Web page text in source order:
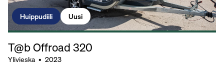
Huippudiili Uusi
T@b Offroad 320
Ylivieska • 2023